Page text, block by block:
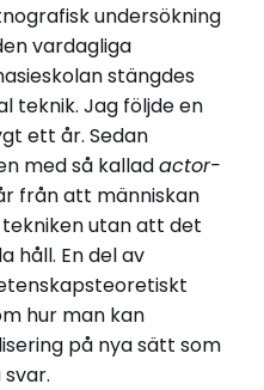
te(a)ch-abilities
undersökning
vardagliga
stängdes
teknik. Jag följde en
ett år. Sedan
med så kalladactor-
från att människan
utan att det
håll. En del av
hur man kan
på nya sätt som